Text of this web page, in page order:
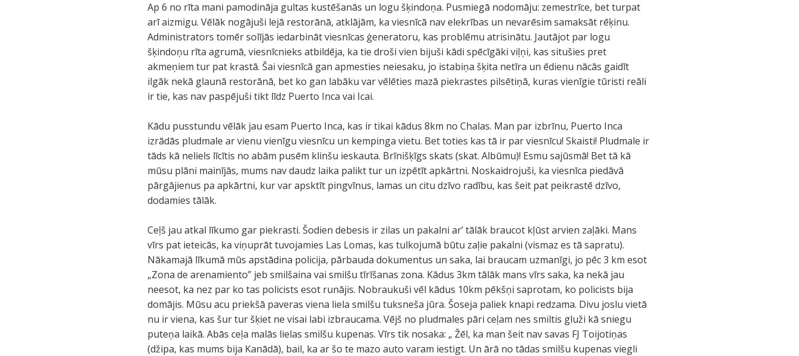
Ap 6 no rīta mani pamodināja gultas kustēšanās un logu šķindoņa. Pusmiegā nodomāju: zemestrīce, bet turpat
arī aizmigu. Vēlāk nogājuši lejā restorānā, atklājām, ka viesnīcā nav elekrības un nevarēsim samaksāt rēķinu.
Administrators tomēr solījās iedarbināt viesnīcas ģeneratoru, kas problēmu atrisinātu. Jautājot par logu
šķindoņu rīta agrumā, viesnīcnieks atbildēja, ka tie droši vien bijuši kādi spēcīgāki viļņi, kas situšies pret
akmeņiem tur pat krastā. Šai viesnīcā gan apmesties neiesaku, jo istabiņa šķita netīra un ēdienu nācās gaidīt
ilgāk nekā glaunā restorānā, bet ko gan labāku var vēlēties mazā piekrastes pilsētiņā, kuras vienīgie tūristi reāli
ir tie, kas nav paspējuši tikt līdz Puerto Inca vai Icai.
Kādu pusstundu vēlāk jau esam Puerto Inca, kas ir tikai kādus 8km no Chalas. Man par izbrīnu, Puerto Inca
izrādās pludmale ar vienu vienīgu viesnīcu un kempinga vietu. Bet toties kas tā ir par viesnīcu! Skaisti! Pludmale ir
tāds kā neliels līcītis no abām pusēm klinšu ieskauta. Brīnišķīgs skats (skat. Albūmu)! Esmu sajūsmā! Bet tā kā
mūsu plāni mainījās, mums nav daudz laika palikt tur un izpētīt apkārtni. Noskaidrojuši, ka viesnīca piedāvā
pārgājienus pa apkārtni, kur var apsktīt pingvīnus, lamas un citu dzīvo radību, kas šeit pat peikrastē dzīvo,
dodamies tālāk.
Ceļš jau atkal līkumo gar piekrasti. Šodien debesis ir zilas un pakalni ar’ tālāk braucot kļūst arvien zaļāki. Mans
vīrs pat ieteicās, ka viņuprāt tuvojamies Las Lomas, kas tulkojumā būtu zaļie pakalni (vismaz es tā sapratu).
Nākamajā līkumā mūs apstādina policija, pārbauda dokumentus un saka, lai braucam uzmanīgi, jo pēc 3 km esot
„Zona de arenamiento” jeb smilšaina vai smilšu tīrīšanas zona. Kādus 3km tālāk mans vīrs saka, ka nekā jau
neesot, ka nez par ko tas policists esot runājis. Nobraukuši vēl kādus 10km pēkšņi saprotam, ko policists bija
domājis. Mūsu acu priekšā paveras viena liela smilšu tuksneša jūra. Šoseja paliek knapi redzama. Divu joslu vietā
nu ir viena, kas šur tur šķiet ne visai labi izbraucama. Vējš no pludmales pāri ceļam nes smiltis gluži kā sniegu
puteņa laikā. Abās ceļa malās lielas smilšu kupenas. Vīrs tik nosaka: „ Žēl, ka man šeit nav savas FJ Toijotiņas
(džipa, kas mums bija Kanādā), bail, ka ar šo te mazo auto varam iestigt. Un ārā no tādas smilšu kupenas viegli